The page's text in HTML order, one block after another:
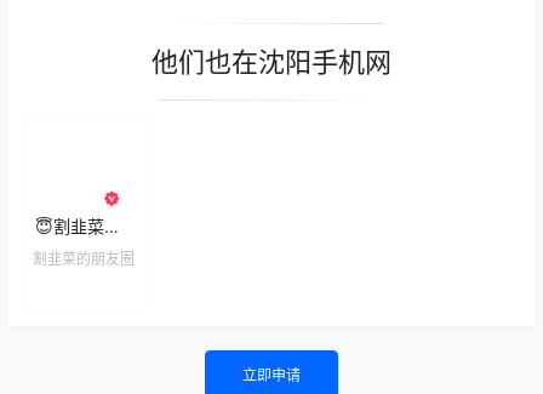
他们也在沈阳手机网
😇割韭菜的朋友圈
割韭菜的朋友圈
立即申请